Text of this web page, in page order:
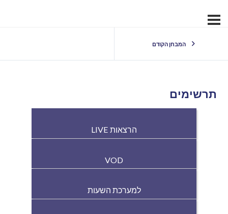
המבחן הקודם
תרשימים
הרצאות LIVE
VOD
למערכת השעות